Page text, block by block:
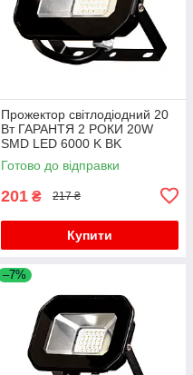
Прожектор світлодіодний 20
Вт ГАРАНТЯ 2 РОКИ 20W
SMD LED 6000 K BK
Готово до відправки
201 ₴ 217 ₴
Купити
–7%